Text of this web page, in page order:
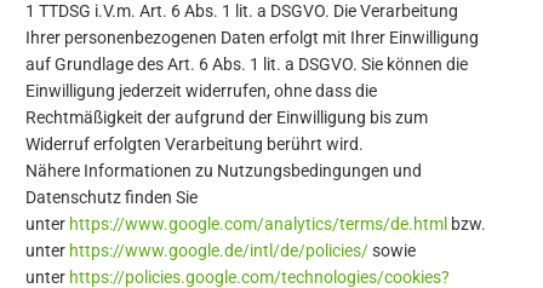
1 TTDSG i.V.m. Art. 6 Abs. 1 lit. a DSGVO. Die Verarbeitung
Ihrer personenbezogenen Daten erfolgt mit Ihrer Einwilligung
auf Grundlage des Art. 6 Abs. 1 lit. a DSGVO. Sie können die
Einwilligung jederzeit widerrufen, ohne dass die
Rechtmäßigkeit der aufgrund der Einwilligung bis zum
Widerruf erfolgten Verarbeitung berührt wird.
Nähere Informationen zu Nutzungsbedingungen und
Datenschutz finden Sie
unter https://www.google.com/analytics/terms/de.html bzw.
unter https://www.google.de/intl/de/policies/sowie
unter https://policies.google.com/technologies/cookies?